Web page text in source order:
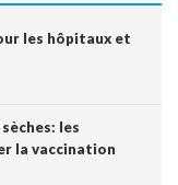
les hôpitaux et
les
la vaccination